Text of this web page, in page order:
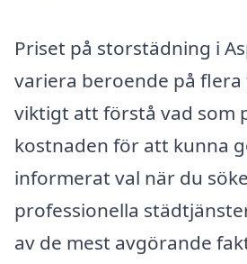
Priset på storstädning i
variera beroende på
viktigt att förstå vad som
kostnaden för att kunna
informerat val när du
professionella
av de mest avgörande